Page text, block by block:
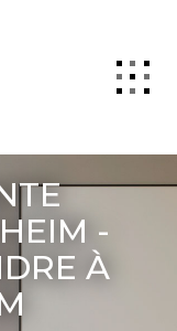
-
À